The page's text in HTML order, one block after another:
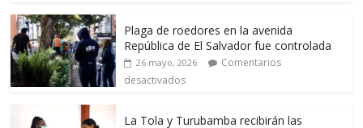
Plaga de roedores en la avenida
República de El Salvador fue controlada
26 mayo, 2026
Comentarios
desactivados
La Tola y Turubamba recibirán las